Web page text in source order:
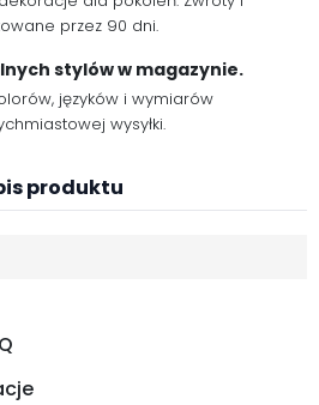
przez 90 dni.
stylów w magazynie.
języków i wymiarów
wysyłki.
produktu